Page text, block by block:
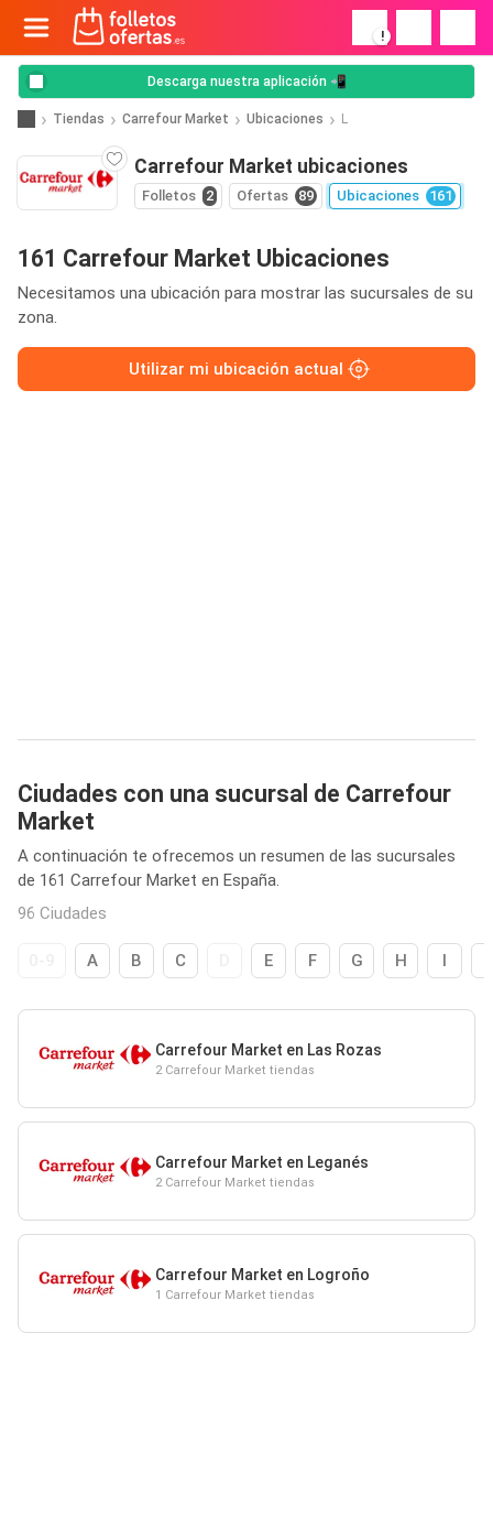
!
Descarga nuestra aplicación 📲
Tiendas Carrefour Market Ubicaciones L
Carrefour Market ubicaciones
Folletos 2 Ofertas 89 Ubicaciones 161
161 Carrefour Market Ubicaciones
Necesitamos una ubicación para mostrar las sucursales de su
zona.
Utilizar mi ubicación actual
Ciudades con una sucursal de Carrefour
Market
A continuación te ofrecemos un resumen de las sucursales
de 161 Carrefour Market en España.
96 Ciudades
A B C E F G H I
Carrefour Market en Las Rozas
2 Carrefour Market tiendas
Carrefour Market en Leganés
2 Carrefour Market tiendas
Carrefour Market en Logroño
1 Carrefour Market tiendas